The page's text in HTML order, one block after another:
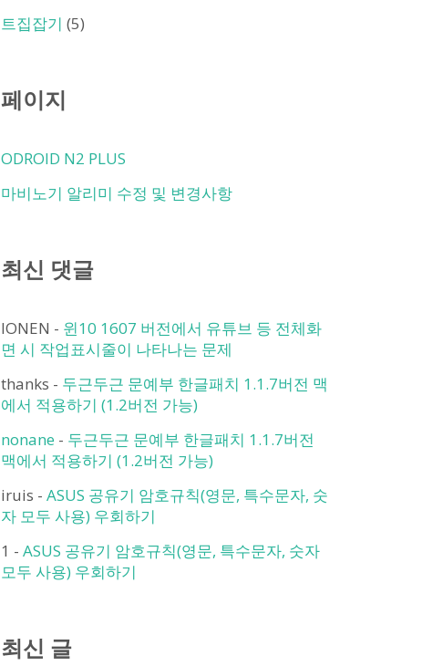
트집잡기 (5)
페이지
ODROID N2 PLUS
마비노기 알리미 수정 및 변경사항
최신 댓글
IONEN - 윈10 1607 버전에서 유튜브 등 전체화
면 시 작업표시줄이 나타나는 문제
thanks - 두근두근 문예부 한글패치 1.1.7버전 맥
에서 적용하기 (1.2버전 가능)
nonane - 두근두근 문예부 한글패치 1.1.7버전
맥에서 적용하기 (1.2버전 가능)
iruis - ASUS 공유기 암호규칙(영문, 특수문자, 숫
자 모두 사용) 우회하기
1 - ASUS 공유기 암호규칙(영문, 특수문자, 숫자
모두 사용) 우회하기
최신 글